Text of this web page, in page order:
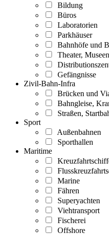
Bildung
Büros
Laboratorien
Parkhäuser
Bahnhöfe und
Theater, Museen
Gefängnisse
Zivil-Bahn-Infra
Brücken und
Bahngleise,
Straßen,
Sport
Außenbahnen
Sporthallen
Maritime
Marine
Fähren
Superyachten
Viehtransport
Fischerei
Offshore